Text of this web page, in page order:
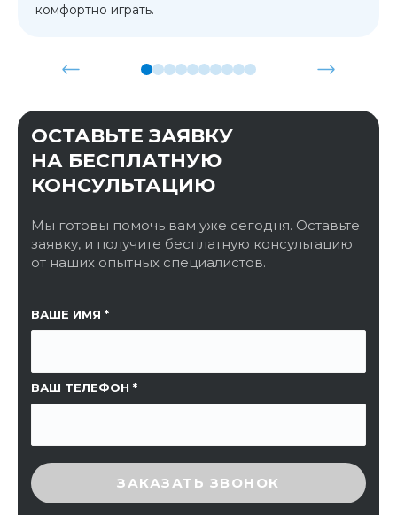
комфортно играть.
ОСТАВЬТЕ ЗАЯВКУ
НА БЕСПЛАТНУЮ
КОНСУЛЬТАЦИЮ
Мы готовы помочь вам уже сегодня. Оставьте
заявку, и получите бесплатную консультацию
от наших опытных специалистов.
ВАШЕ ИМЯ
ВАШ ТЕЛЕФОН
ССЫЛКА НА СТРАНИЦУ
ВВЕДИТЕ ПРОВЕРОЧНЫЙ КОД
ЗАКАЗАТЬ ЗВОНОК